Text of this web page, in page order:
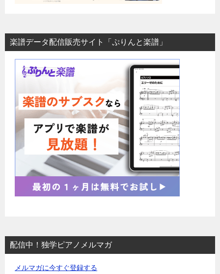
楽譜データ配信販売サイト「ぷりんと楽譜」
配信中！独学ピアノメルマガ
メルマガに今すぐ登録する